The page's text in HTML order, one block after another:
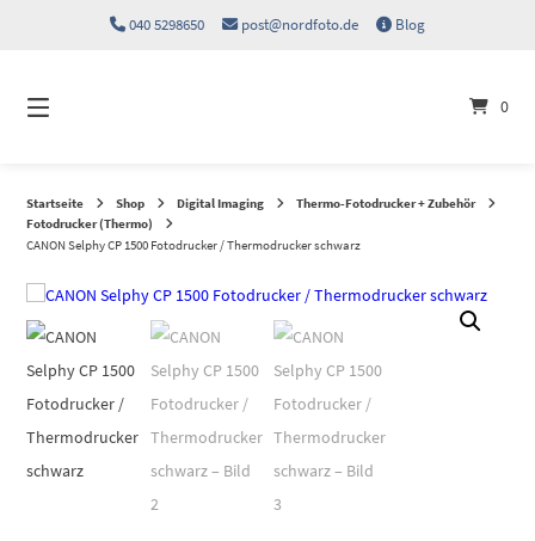
040 5298650 post@nordfoto.de Blog
0
Startseite Shop Digital Imaging
Thermo-Fotodrucker + Zubehör
Fotodrucker (Thermo)
CANON Selphy CP 1500 Fotodrucker / Thermodrucker schwarz